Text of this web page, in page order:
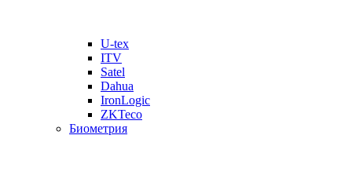
U-tex
ITV
Satel
Dahua
IronLogic
ZKTeco
Биометрия